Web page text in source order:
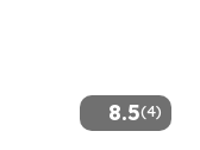
8.5(4)